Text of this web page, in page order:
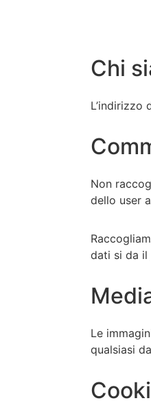
Chi
L’indirizzo
Non
dello user
dati si da il
Le
qualsiasi